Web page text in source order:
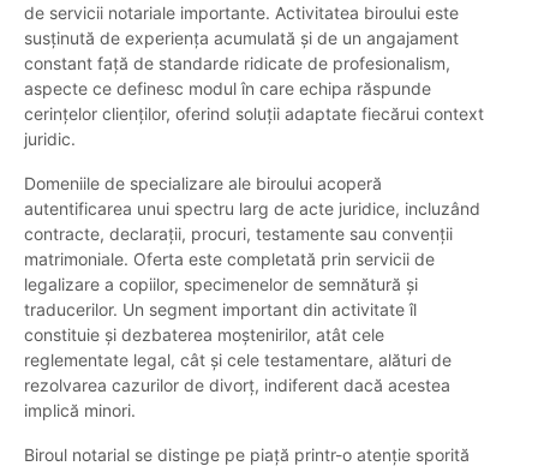
de servicii notariale importante. Activitatea biroului este
susținută de experiența acumulată și de un angajament
constant față de standarde ridicate de profesionalism,
aspecte ce definesc modul în care echipa răspunde
cerințelor clienților, oferind soluții adaptate fiecărui context
juridic.
Domeniile de specializare ale biroului acoperă
autentificarea unui spectru larg de acte juridice, incluzând
contracte, declarații, procuri, testamente sau convenții
matrimoniale. Oferta este completată prin servicii de
legalizare a copiilor, specimenelor de semnătură și
traducerilor. Un segment important din activitate îl
constituie și dezbaterea moștenirilor, atât cele
reglementate legal, cât și cele testamentare, alături de
rezolvarea cazurilor de divorț, indiferent dacă acestea
implică minori.
Biroul notarial se distinge pe piață printr-o atenție sporită